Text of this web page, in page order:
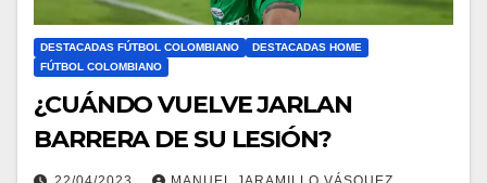
DESTACADAS FÚTBOL COLOMBIANO
DESTACADAS HOME
FÚTBOL COLOMBIANO
¿CUÁNDO VUELVE JARLAN
BARRERA DE SU LESIÓN?